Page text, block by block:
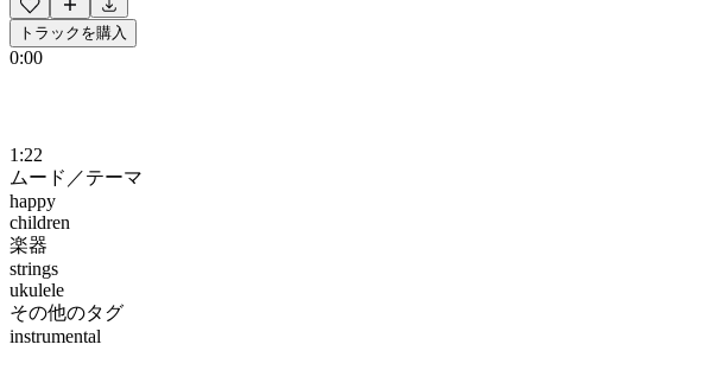
トラックを購入
0:00
1:22
ムード／テーマ
happy
children
楽器
strings
ukulele
その他のタグ
instrumental